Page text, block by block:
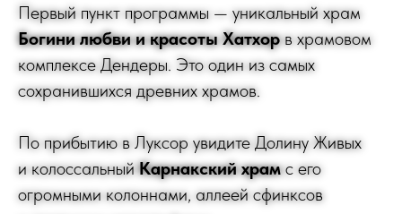
Первый пункт программы — уникальный храм
Богини любви и красоты Хатхорв храмовом
комплексе Дендеры. Это один из самых
сохранившихся древних храмов.
По прибытию в Луксор увидите Долину Живых
и колоссальныйКарнакский храмс его
огромными колоннами, аллеей сфинксов